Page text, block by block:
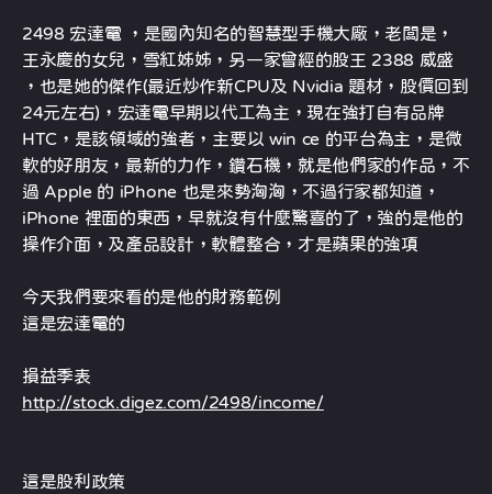
2498 宏達電 ，是國內知名的智慧型手機大廠，老闆是，
王永慶的女兒，雪紅姊姊，另一家曾經的股王 2388 威盛
，也是她的傑作(最近炒作新CPU及 Nvidia 題材，股價回到
24元左右)，宏達電早期以代工為主，現在強打自有品牌
HTC，是該領域的強者，主要以 win ce 的平台為主，是微
軟的好朋友，最新的力作，鑽石機，就是他們家的作品，不
過 Apple 的 iPhone 也是來勢洶洶，不過行家都知道，
iPhone 裡面的東西，早就沒有什麼驚喜的了，強的是他的
操作介面，及產品設計，軟體整合，才是蘋果的強項
今天我們要來看的是他的財務範例
這是宏達電的
損益季表
http://stock.digez.com/2498/income/
這是股利政策